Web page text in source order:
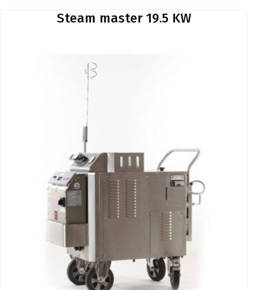
Steam master 19.5 KW